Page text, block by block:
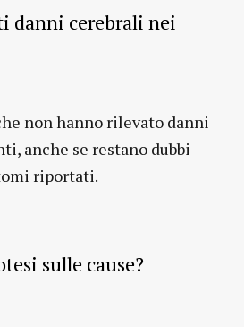
danni cerebrali nei
non hanno rilevato danni
anche se restano dubbi
riportati.
sulle cause?